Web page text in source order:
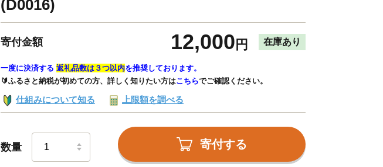
(D0016)
寄付金額 12,000 円 在庫あり
一度に決済する 返礼品数は３つ以内を推奨しております。
🔰ふるさと納税が初めての方、詳しく知りたい方はこちらでご確認ください。
仕組みについて知る 上限額を調べる
数量 寄付する